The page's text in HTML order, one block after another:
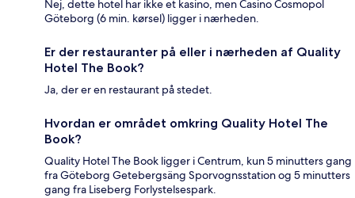
Nej, dette hotel har ikke et kasino, men Casino Cosmopol
Göteborg (6 min. kørsel) ligger i nærheden.
Er der restauranter på eller i nærheden af Quality
Hotel The Book?
Ja, der er en restaurant på stedet.
Hvordan er området omkring Quality Hotel The
Book?
Quality Hotel The Book ligger i Centrum, kun 5 minutters gang
fra Göteborg Getebergsäng Sporvognsstation og 5 minutters
gang fra Liseberg Forlystelsespark.